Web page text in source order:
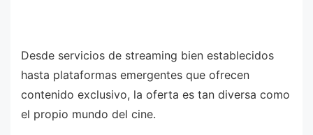
Desde servicios de streaming bien establecidos
hasta plataformas emergentes que ofrecen
contenido exclusivo, la oferta es tan diversa como
el propio mundo del cine.